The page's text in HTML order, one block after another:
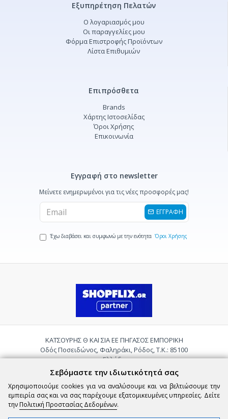
Εξυπηρέτηση Πελατών
Ο λογαριασμός μου
Οι παραγγελίες μου
Φόρμα Επιστροφής Προϊόντων
Λίστα Επιθυμιών
Επιπρόσθετα
Brands
Χάρτης Ιστοσελίδας
Όροι Χρήσης
Επικοινωνία
Εγγραφή στο newsletter
Μείνετε ενημερωμένοι για τις νέες προσφορές μας!
ΕΓΓΡΑΦΗ
Έχω διαβάσει και συμφωνώ με την ενότητα Όροι Χρήσης
ΚΑΤΣΟΥΡΗΣ Θ ΚΑΙ ΣΙΑ ΕΕ ΠΗΓΑΣΟΣ ΕΜΠΟΡΙΚΗ
Οδός Ποσειδώνος, Φαληράκι, Ρόδος, Τ.Κ.: 85100
Ελλάδα
Τηλ.:2241085059
Email:
pigasosemporiki@gmail.com
Σεβόμαστε την ιδιωτικότητά σας
Χρησιμοποιούμε cookies για να αναλύσουμε και να βελτιώσουμε την
εμπειρία σας και να σας παρέχουμε εξατομικευμένες υπηρεσίες. Δείτε
την Πολιτική Προστασίας Δεδομένων.